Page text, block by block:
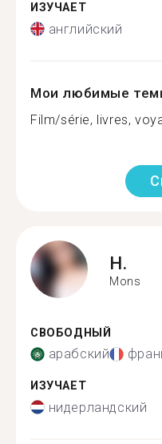
ИЗУЧАЕТ
английский
Мои любимые
Film/série, livres,
H.
Mons
СВОБОДНЫЙ
арабский
ИЗУЧАЕТ
нидерландский